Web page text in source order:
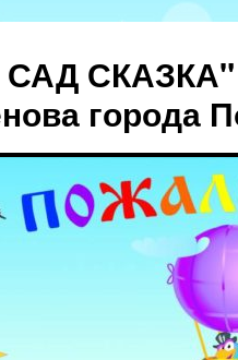
СКАЗКА"
города